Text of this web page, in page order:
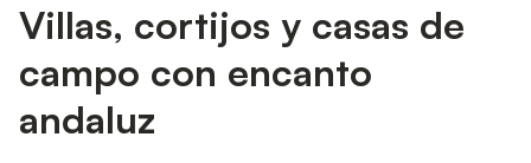
Villas, cortijos y casas de
campo con encanto
andaluz